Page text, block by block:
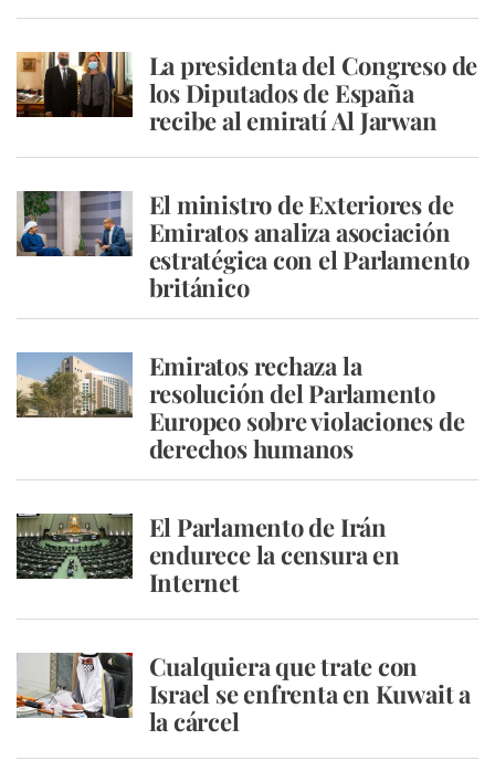
La presidenta del Congreso de
los Diputados de España
recibe al emiratí Al Jarwan
El ministro de Exteriores de
Emiratos analiza asociación
estratégica con el Parlamento
británico
Emiratos rechaza la
resolución del Parlamento
Europeo sobre violaciones de
derechos humanos
El Parlamento de Irán
endurece la censura en
Internet
Cualquiera que trate con
Israel se enfrenta en Kuwait a
la cárcel